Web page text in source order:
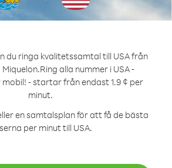
du ringa kvalitetssamtal till USA från
Ring alla nummer i USA -
mobil! - startar från endast 1.9 ¢ per
minut.
en samtalsplan för att få de bästa
per minut till USA.